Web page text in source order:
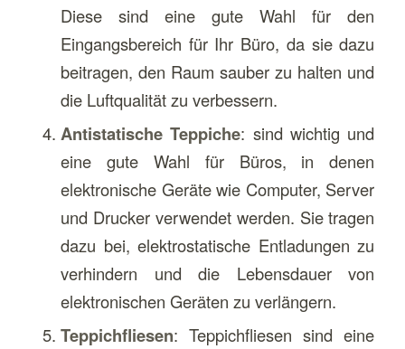
Diese sind eine gute Wahl für den
Eingangsbereich für Ihr Büro, da sie dazu
beitragen, den Raum sauber zu halten und
die Luftqualität zu verbessern.
Antistatische Teppiche: sind wichtig und
eine gute Wahl für Büros, in denen
elektronische Geräte wie Computer, Server
und Drucker verwendet werden. Sie tragen
dazu bei, elektrostatische Entladungen zu
verhindern und die Lebensdauer von
elektronischen Geräten zu verlängern.
Teppichfliesen: Teppichfliesen sind eine